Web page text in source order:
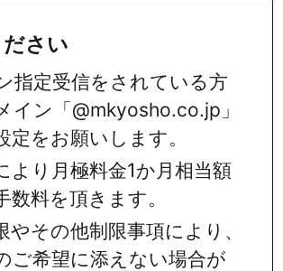
さい
指定受信をされている方
イン「@mkyosho.co.jp」
定をお願いします。
より月極料金1か月相当額
数料を頂きます。
やその他制限事項により、
ご希望に添えない場合が